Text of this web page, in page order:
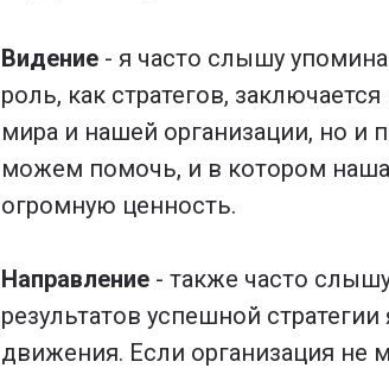
Видение - я часто слышу
роль, как стратегов,
мира и нашей организации, но и
можем помочь, и в котором
огромную ценность.
Направление - также часто
результатов успешной
движения. Если организация не